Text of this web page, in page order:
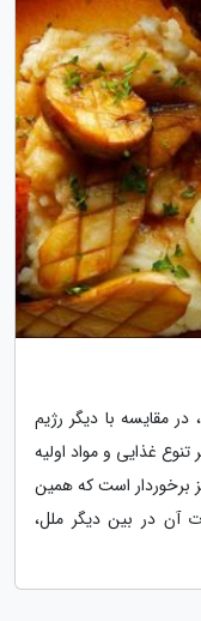
مقایسه با دیگر رژیم
غذایی و مواد اولیه
برخوردار است که همین
آن در بین دیگر ملل،